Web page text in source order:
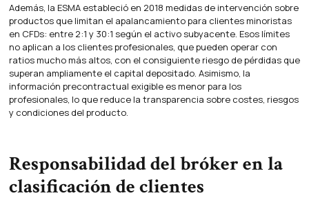
Además, la ESMA estableció en 2018 medidas de intervención sobre
productos que limitan el apalancamiento para clientes minoristas
en CFDs: entre 2:1 y 30:1 según el activo subyacente. Esos límites
no aplican a los clientes profesionales, que pueden operar con
ratios mucho más altos, con el consiguiente riesgo de pérdidas que
superan ampliamente el capital depositado. Asimismo, la
información precontractual exigible es menor para los
profesionales, lo que reduce la transparencia sobre costes, riesgos
y condiciones del producto.
Responsabilidad del bróker en la
clasificación de clientes